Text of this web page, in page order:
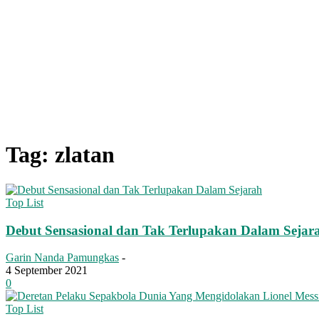
Tag: zlatan
Top List
Debut Sensasional dan Tak Terlupakan Dalam
Garin Nanda Pamungkas -
4 September 2021
0
Top List